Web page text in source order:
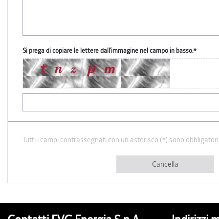
Si prega di copiare le lettere dall'immagine nel campo in basso.*
Tutti i campi contrassegnati con un asterisco (*) sono
Cancella